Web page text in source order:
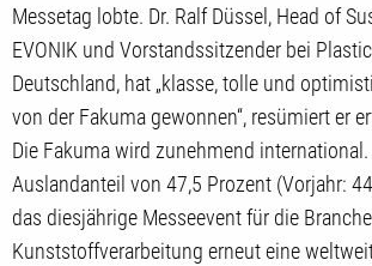
Messetag lobte. Dr. Ralf Düssel, Head of
EVONIK und Vorstandssitzender bei
Deutschland, hat „klasse, tolle und
von der Fakuma gewonnen“, resümiert er
Die Fakuma wird zunehmend
Auslandanteil von 47,5 Prozent (Vorjahr:
das diesjährige Messeevent für die
Kunststoffverarbeitung erneut eine